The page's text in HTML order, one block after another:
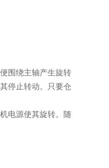
围绕主轴产生旋转
停止转动。只要仓
电源使其旋转。随